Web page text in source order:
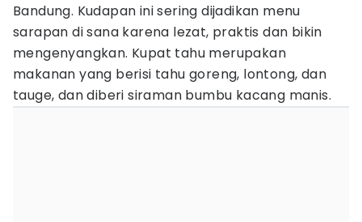
Bandung. Kudapan ini sering dijadikan menu
sarapan di sana karena lezat, praktis dan bikin
mengenyangkan. Kupat tahu merupakan
makanan yang berisi tahu goreng, lontong, dan
tauge, dan diberi siraman bumbu kacang manis.